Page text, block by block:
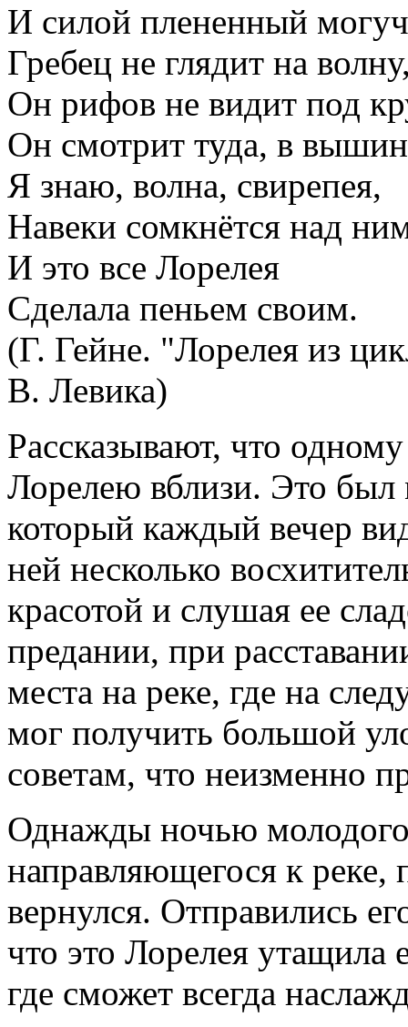
И силой плененный
Гребец не глядит на
Он рифов не видит под
Он смотрит туда, в
Я знаю, волна, свирепея,
Навеки сомкнётся над
И это все Лорелея
Сделала пеньем своим.
(Г. Гейне. "Лорелея из
В. Левика)
Рассказывают, что
Лорелею вблизи. Это был
который каждый вечер
ней несколько
красотой и слушая ее
предании, при
места на реке, где на
мог получить большой
советам, что неизменно
Однажды ночью
направляющегося к реке,
вернулся. Отправились
что это Лорелея утащила
где сможет всегда